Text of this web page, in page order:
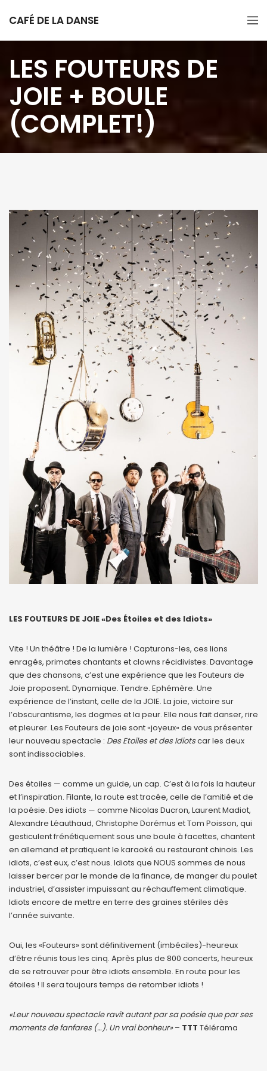
CAFÉ DE LA DANSE
LES FOUTEURS DE
JOIE + BOULE
(COMPLET!)
LES FOUTEURS DE JOIE «Des Étoiles et des Idiots»
Vite ! Un théâtre ! De la lumière ! Capturons-les, ces lions
enragés, primates chantants et clowns récidivistes. Davantage
que des chansons, c’est une expérience que les Fouteurs de
Joie proposent. Dynamique. Tendre. Ephémère. Une
expérience de l’instant, celle de la JOIE. La joie, victoire sur
l’obscurantisme, les dogmes et la peur. Elle nous fait danser, rire
et pleurer. Les Fouteurs de joie sont «joyeux» de vous présenter
leur nouveau spectacle : Des Etoiles et des Idiotscar les deux
sont indissociables.
Des étoiles — comme un guide, un cap. C’est à la fois la hauteur
et l’inspiration. Filante, la route est tracée, celle de l’amitié et de
la poésie. Des idiots — comme Nicolas Ducron, Laurent Madiot,
Alexandre Léauthaud, Christophe Dorémus et Tom Poisson, qui
gesticulent frénétiquement sous une boule à facettes, chantent
en allemand et pratiquent le karaoké au restaurant chinois. Les
idiots, c’est eux, c’est nous. Idiots que NOUS sommes de nous
laisser bercer par le monde de la finance, de manger du poulet
industriel, d’assister impuissant au réchauffement climatique.
Idiots encore de mettre en terre des graines stériles dès
l’année suivante.
Oui, les «Fouteurs» sont définitivement (imbéciles)-heureux
d’être réunis tous les cinq. Après plus de 800 concerts, heureux
de se retrouver pour être idiots ensemble. En route pour les
étoiles ! Il sera toujours temps de retomber idiots !
«Leur nouveau spectacle ravit autant par sa poésie que par ses
moments de fanfares (…). Un vrai bonheur»– TTT Télérama